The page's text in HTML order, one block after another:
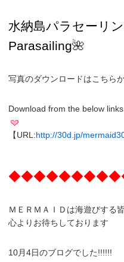
水納島パラセーリ
Parasailing🌺
写真のダウンロードはこちら
Download from the below
【URL:http://30d.jp/
ＭＥＲＭＡＩＤは海遊びする
心よりお待ちしております
10月4日のブログでした!!!!!!